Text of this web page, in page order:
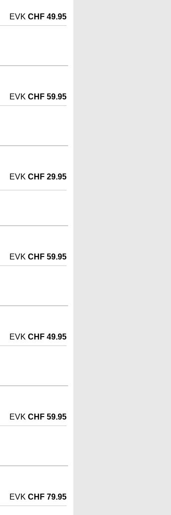
EVK CHF 49.95
EVK CHF 59.95
EVK CHF 29.95
EVK CHF 59.95
EVK CHF 49.95
EVK CHF 59.95
EVK CHF 79.95